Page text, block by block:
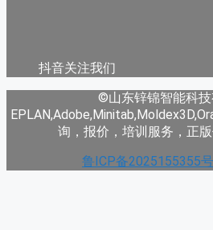
抖音关注我们
©山东锌锦智能科技
询，报价，培训服务，正版
鲁ICP备2025155355